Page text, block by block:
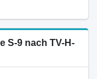
S-9 nach TV-H-